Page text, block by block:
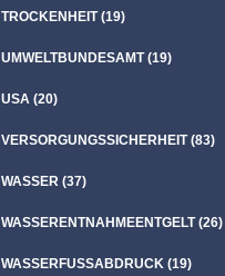
TROCKENHEIT(19)
UMWELTBUNDESAMT(19)
USA (20)
VERSORGUNGSSICHERHEIT(83)
WASSER (37)
WASSERENTNAHMEENTGELT(26)
WASSERFUSSABDRUCK (19)